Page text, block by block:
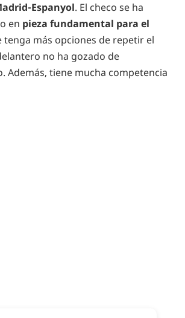
Espanyol. El checo se ha
en pieza fundamental para el
más opciones de repetir el
no ha gozado de
tiene mucha competencia